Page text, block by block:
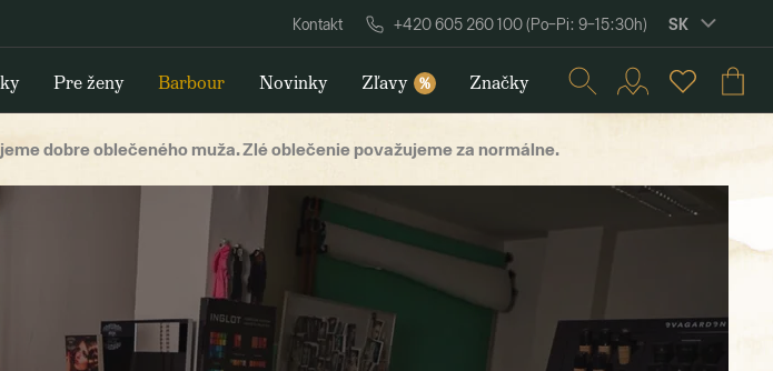
Kontakt +420 605 260 100 (Po–Pi: 9–15:30h) SK
Pre ženy Barbour Novinky Zľavy % Značky
dobre oblečeného muža. Zlé oblečenie považujeme za normálne.